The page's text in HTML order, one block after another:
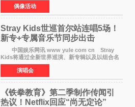
广泛关注。 宁艺卓在文中表示，自己早已注
意到部分网友持续
偶像活动
Stray Kids世巡首尔站连唱5场！
新专+专属音乐节同步出击
中国娱乐网讯 www yule com cn Stray
Kids将通过全新世界巡演、新专辑以及以组合名
义打造的专属音乐节等一系列全球活动，开启事
业发展的全新篇章。 Stray Kids将于7月25日
至26日、29日
演唱会
《铁拳教育》第二季制作传闻引
热议！Netflix回应“尚无定论”